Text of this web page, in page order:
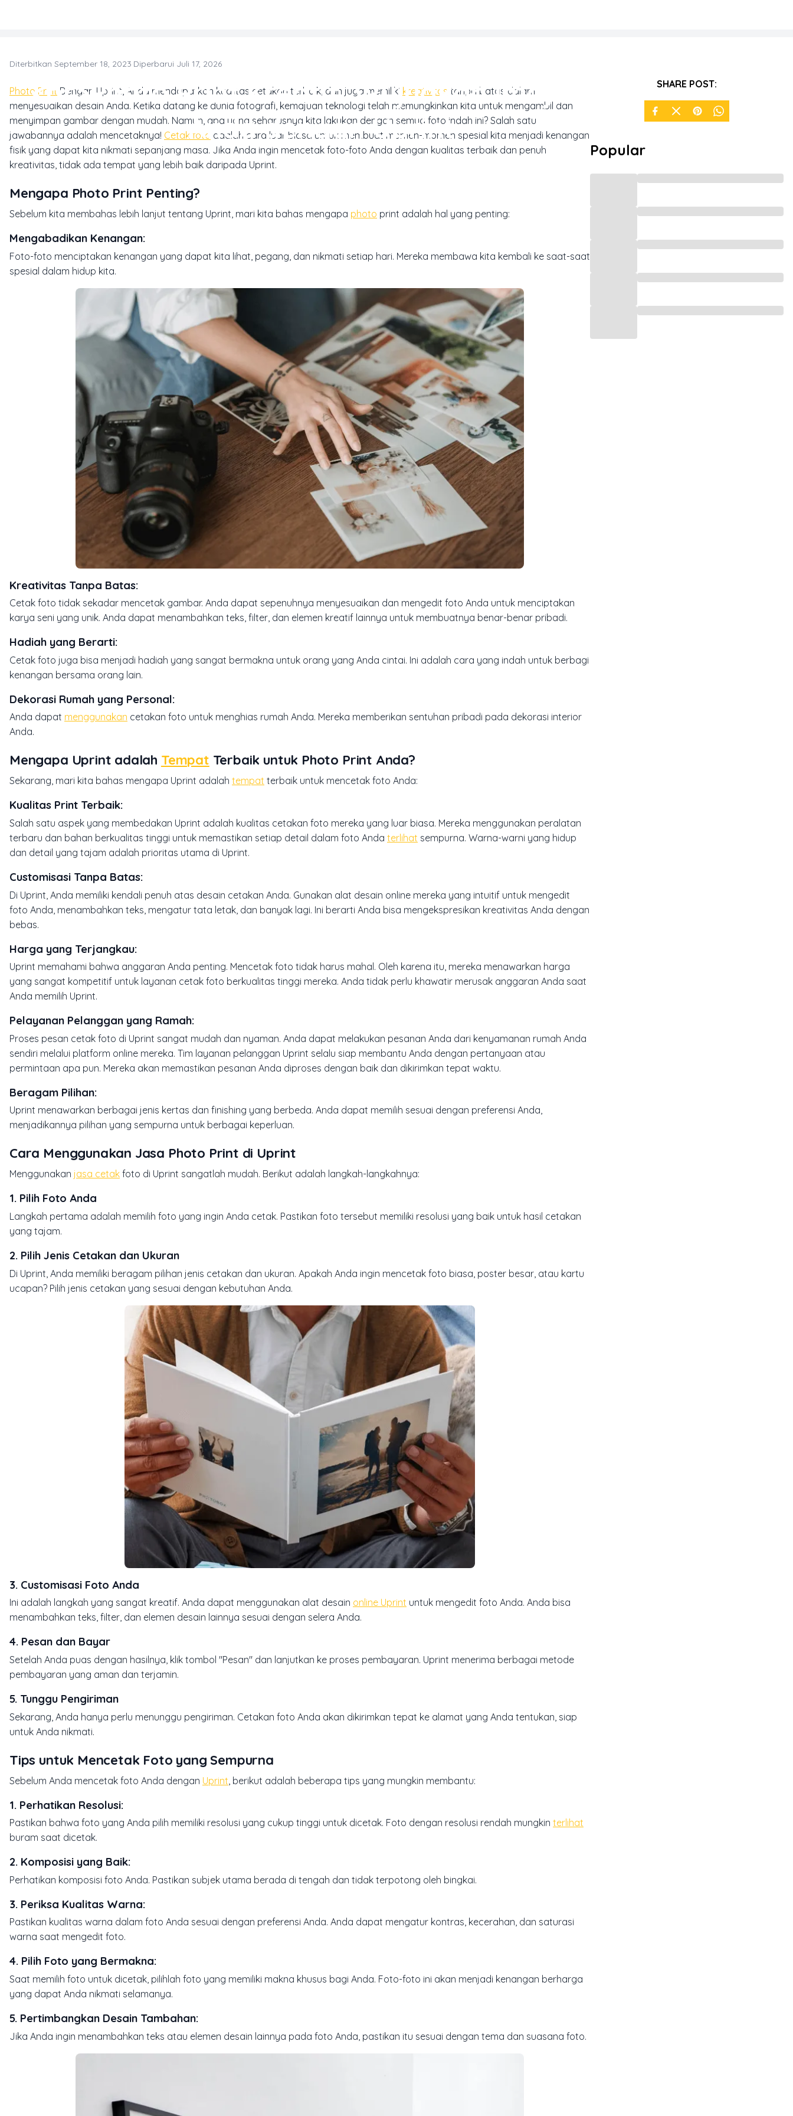
<br>Photo Print Kreatif: Wujudkan Imajinasi
Anda dengan Uprint
Diterbitkan September 18, 2023·Diperbarui Juli 17, 2026
Photo Print Dengan Uprint, Anda mendapatkan kualitas cetakan terbaik, dan juga memiliki kreativitas tanpa batas dalam
menyesuaikan desain Anda. Ketika datang ke dunia fotografi, kemajuan teknologi telah memungkinkan kita untuk mengambil dan
menyimpan gambar dengan mudah. Namun, apa yang seharusnya kita lakukan dengan semua foto indah ini? Salah satu
jawabannya adalah mencetaknya! Cetak foto adalah cara luar biasa untuk membuat momen-momen spesial kita menjadi kenangan
fisik yang dapat kita nikmati sepanjang masa. Jika Anda ingin mencetak foto-foto Anda dengan kualitas terbaik dan penuh
kreativitas, tidak ada tempat yang lebih baik daripada Uprint.
Mengapa Photo Print Penting?
Sebelum kita membahas lebih lanjut tentang Uprint, mari kita bahas mengapa photo print adalah hal yang penting:
Mengabadikan Kenangan:
Foto-foto menciptakan kenangan yang dapat kita lihat, pegang, dan nikmati setiap hari. Mereka membawa kita kembali ke saat-saat
spesial dalam hidup kita.
Kreativitas Tanpa Batas:
Cetak foto tidak sekadar mencetak gambar. Anda dapat sepenuhnya menyesuaikan dan mengedit foto Anda untuk menciptakan
karya seni yang unik. Anda dapat menambahkan teks, filter, dan elemen kreatif lainnya untuk membuatnya benar-benar pribadi.
Hadiah yang Berarti:
Cetak foto juga bisa menjadi hadiah yang sangat bermakna untuk orang yang Anda cintai. Ini adalah cara yang indah untuk berbagi
kenangan bersama orang lain.
Dekorasi Rumah yang Personal:
Anda dapat menggunakan cetakan foto untuk menghias rumah Anda. Mereka memberikan sentuhan pribadi pada dekorasi interior
Anda.
Mengapa Uprint adalah Tempat Terbaik untuk Photo Print Anda?
Sekarang, mari kita bahas mengapa Uprint adalah tempat terbaik untuk mencetak foto Anda:
Kualitas Print Terbaik:
Salah satu aspek yang membedakan Uprint adalah kualitas cetakan foto mereka yang luar biasa. Mereka menggunakan peralatan
terbaru dan bahan berkualitas tinggi untuk memastikan setiap detail dalam foto Anda terlihat sempurna. Warna-warni yang hidup
dan detail yang tajam adalah prioritas utama di Uprint.
Customisasi Tanpa Batas:
Di Uprint, Anda memiliki kendali penuh atas desain cetakan Anda. Gunakan alat desain online mereka yang intuitif untuk mengedit
foto Anda, menambahkan teks, mengatur tata letak, dan banyak lagi. Ini berarti Anda bisa mengekspresikan kreativitas Anda dengan
bebas.
Harga yang Terjangkau:
Uprint memahami bahwa anggaran Anda penting. Mencetak foto tidak harus mahal. Oleh karena itu, mereka menawarkan harga
yang sangat kompetitif untuk layanan cetak foto berkualitas tinggi mereka. Anda tidak perlu khawatir merusak anggaran Anda saat
Anda memilih Uprint.
Pelayanan Pelanggan yang Ramah:
Proses pesan cetak foto di Uprint sangat mudah dan nyaman. Anda dapat melakukan pesanan Anda dari kenyamanan rumah Anda
sendiri melalui platform online mereka. Tim layanan pelanggan Uprint selalu siap membantu Anda dengan pertanyaan atau
permintaan apa pun. Mereka akan memastikan pesanan Anda diproses dengan baik dan dikirimkan tepat waktu.
Beragam Pilihan:
Uprint menawarkan berbagai jenis kertas dan finishing yang berbeda. Anda dapat memilih sesuai dengan preferensi Anda,
menjadikannya pilihan yang sempurna untuk berbagai keperluan.
Cara Menggunakan Jasa Photo Print di Uprint
Menggunakan jasa cetak foto di Uprint sangatlah mudah. Berikut adalah langkah-langkahnya:
1. Pilih Foto Anda
Langkah pertama adalah memilih foto yang ingin Anda cetak. Pastikan foto tersebut memiliki resolusi yang baik untuk hasil cetakan
yang tajam.
2. Pilih Jenis Cetakan dan Ukuran
Di Uprint, Anda memiliki beragam pilihan jenis cetakan dan ukuran. Apakah Anda ingin mencetak foto biasa, poster besar, atau kartu
ucapan? Pilih jenis cetakan yang sesuai dengan kebutuhan Anda.
3. Customisasi Foto Anda
Ini adalah langkah yang sangat kreatif. Anda dapat menggunakan alat desain online Uprint untuk mengedit foto Anda. Anda bisa
menambahkan teks, filter, dan elemen desain lainnya sesuai dengan selera Anda.
4. Pesan dan Bayar
Setelah Anda puas dengan hasilnya, klik tombol "Pesan" dan lanjutkan ke proses pembayaran. Uprint menerima berbagai metode
pembayaran yang aman dan terjamin.
5. Tunggu Pengiriman
Sekarang, Anda hanya perlu menunggu pengiriman. Cetakan foto Anda akan dikirimkan tepat ke alamat yang Anda tentukan, siap
untuk Anda nikmati.
Tips untuk Mencetak Foto yang Sempurna
Sebelum Anda mencetak foto Anda dengan Uprint , berikut adalah beberapa tips yang mungkin membantu:
1. Perhatikan Resolusi:
Pastikan bahwa foto yang Anda pilih memiliki resolusi yang cukup tinggi untuk dicetak. Foto dengan resolusi rendah mungkin terlihat
buram saat dicetak.
2. Komposisi yang Baik:
Perhatikan komposisi foto Anda. Pastikan subjek utama berada di tengah dan tidak terpotong oleh bingkai.
3. Periksa Kualitas Warna:
Pastikan kualitas warna dalam foto Anda sesuai dengan preferensi Anda. Anda dapat mengatur kontras, kecerahan, dan saturasi
warna saat mengedit foto.
4. Pilih Foto yang Bermakna:
Saat memilih foto untuk dicetak, pilihlah foto yang memiliki makna khusus bagi Anda. Foto-foto ini akan menjadi kenangan berharga
yang dapat Anda nikmati selamanya.
5. Pertimbangkan Desain Tambahan:
Jika Anda ingin menambahkan teks atau elemen desain lainnya pada foto Anda, pastikan itu sesuai dengan tema dan suasana foto.
SHARE POST:
Popular